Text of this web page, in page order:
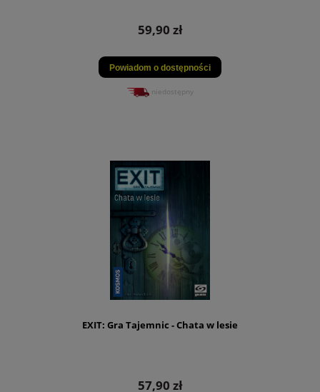
59,90 zł
Powiadom o dostępności
niedostępny
EXIT: Gra Tajemnic - Chata w lesie
57,90 zł